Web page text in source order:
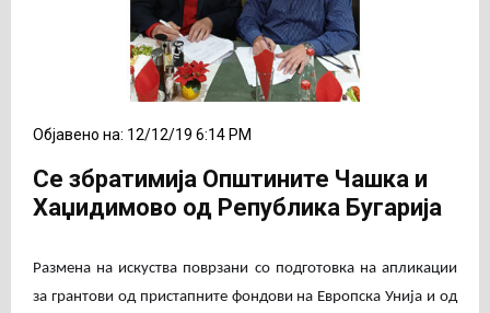
Објавено на: 12/12/19 6:14 PM
Се збратимија Општините Чашка и
Хаџидимово од Република Бугарија
Размена на искуства поврзани со подготовка на апликации
за грантови од пристапните фондови на Европска Унија и од